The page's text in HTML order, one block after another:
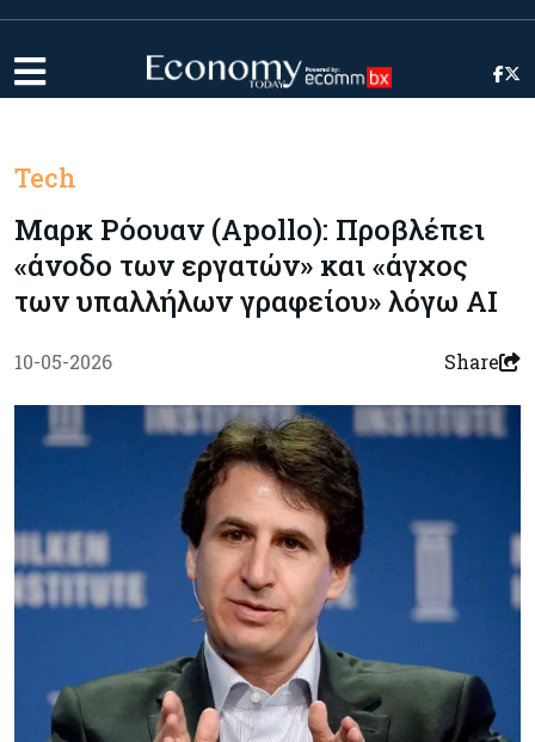
Tech
Μαρκ Ρόουαν (Apollo): Προβλέπει
«άνοδο των εργατών» και «άγχος
των υπαλλήλων γραφείου» λόγω ΑΙ
10-05-2026 Share